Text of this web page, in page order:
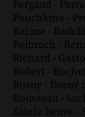
Pergaud -
Pouchkine -
Racine -
Reibrach -
Richard -
Robert -
Rosny - Rosny
Rousseau -
Sainte beuve -